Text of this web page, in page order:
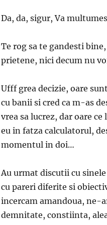
Da, da, sigur, Va
Te rog sa te gandesti
prietene, nici decum nu
Ufff grea decizie, oare
cu banii si cred ca m-as
vrea sa lucrez, dar oare
eu in fatza calculatorul,
momentul in doi…
Au urmat discutii cu
cu pareri diferite si
incercam amandoua, ne-
demnitate, constiinta,